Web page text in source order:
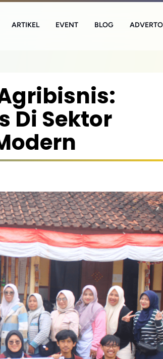
ARTIKEL EVENT BLOG
Di Sektor